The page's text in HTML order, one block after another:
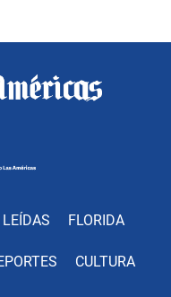
FLORIDA
CULTURA